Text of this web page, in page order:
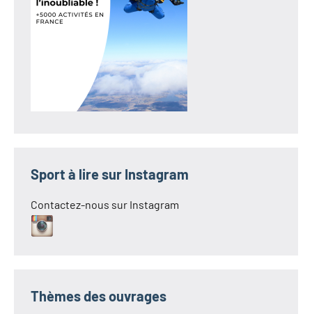
Sport à lire sur Instagram
Contactez-nous sur Instagram
Thèmes des ouvrages